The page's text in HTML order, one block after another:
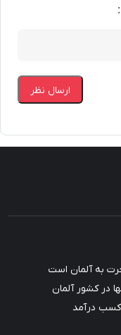
ارسال نظر
به آلمان است
در کشور آلمان
کسب درآمد